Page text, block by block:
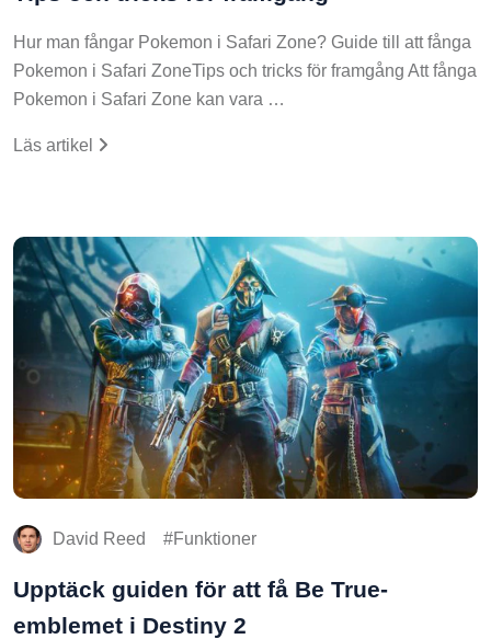
Hur man fångar Pokemon i Safari Zone? Guide till att fånga
Pokemon i Safari ZoneTips och tricks för framgång Att fånga
Pokemon i Safari Zone kan vara …
Läs artikel
David Reed Funktioner
Upptäck guiden för att få Be True-
emblemet i Destiny 2